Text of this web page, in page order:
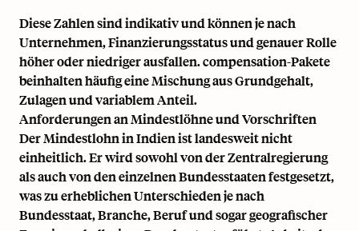
Diese Zahlen sind indikativ und können je nach
Unternehmen, Finanzierungsstatus und genauer Rolle
höher oder niedriger ausfallen. compensation-Pakete
beinhalten häufig eine Mischung aus Grundgehalt,
Zulagen und variablem Anteil.
Anforderungen an Mindestlöhne und Vorschriften
Der Mindestlohn in Indien ist landesweit nicht
einheitlich. Er wird sowohl von der Zentralregierung
als auch von den einzelnen Bundesstaaten festgesetzt,
was zu erheblichen Unterschieden je nach
Bundesstaat, Branche, Beruf und sogar geografischer